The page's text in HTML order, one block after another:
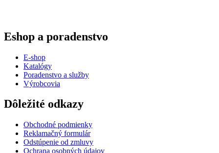
Eshop a poradenstvo
E-shop
Katalógy
Poradenstvo a služby
Výrobcovia
Dôležité odkazy
Obchodné podmienky
Reklamačný formulár
Odstúpenie od zmluvy
Ochrana osobných údajov